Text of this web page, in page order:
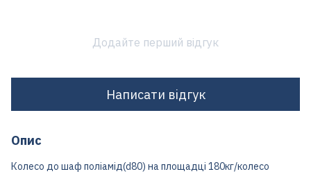
Додайте перший відгук
Написати відгук
Опис
Колесо до шаф поліамід(d80) на площадці 180кг/колесо